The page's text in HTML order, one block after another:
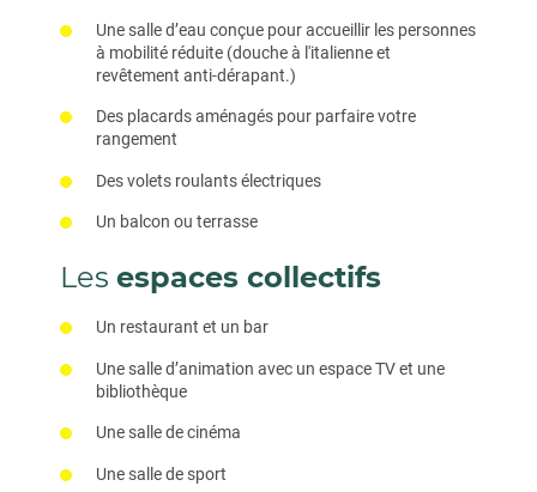
Une salle d’eau conçue pour accueillir les personnes
à mobilité réduite (douche à l'italienne et
revêtement anti-dérapant.)
Des placards aménagés pour parfaire votre
rangement
Des volets roulants électriques
Un balcon ou terrasse
Les espaces collectifs
Un restaurant et un bar
Une salle d’animation avec un espace TV et une
bibliothèque
Une salle de cinéma
Une salle de sport